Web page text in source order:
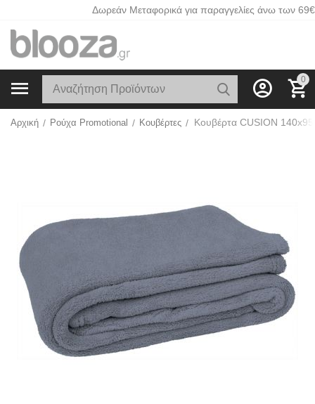
Δωρεάν Μεταφορικά για παραγγελίες άνω των 69€
0
Αρχική / Ρούχα Promotional / Κουβέρτες /